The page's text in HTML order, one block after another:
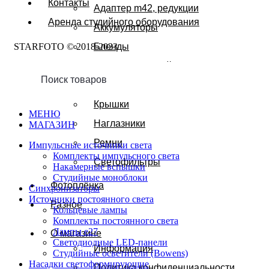
Адаптер m42, редукции
Аккумуляторы
Бленды
Карты памяти
Крышки
Наглазники
Ремни
Светофильтры
Фотоплёнка
Разное
О магазине
Информация
Контакты
Аренда студийного оборудования
STARFOTO © 2018-2023
МЕНЮ
МАГАЗИН
Импульсные источники света
Комплекты импульсного света
Накамерные вспышки
Студийные моноблоки
Синхронизаторы
Источники постоянного света
Кольцевые лампы
Комплекты постоянного света
Лампы e27
Светодиодные LED-панели
Студийные осветители (Bowens)
Насадки светоформирующие